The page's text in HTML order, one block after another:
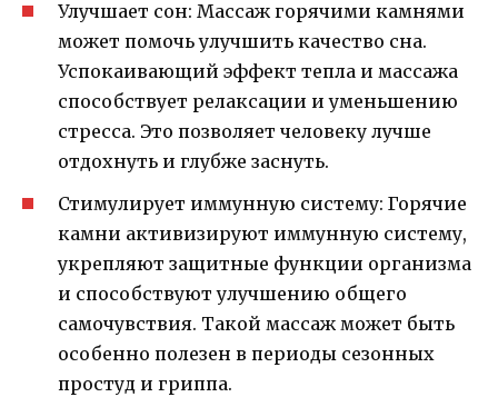
Улучшает сон: Массаж горячими камнями
может помочь улучшить качество сна.
Успокаивающий эффект тепла и массажа
способствует релаксации и уменьшению
стресса. Это позволяет человеку лучше
отдохнуть и глубже заснуть.
Стимулирует иммунную систему: Горячие
камни активизируют иммунную систему,
укрепляют защитные функции организма
и способствуют улучшению общего
самочувствия. Такой массаж может быть
особенно полезен в периоды сезонных
простуд и гриппа.